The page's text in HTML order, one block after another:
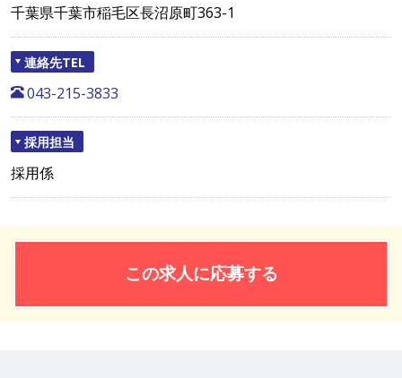
千葉県千葉市稲毛区長沼原町363-1
連絡先TEL
043-215-3833
採用担当
採用係
この求人に応募する